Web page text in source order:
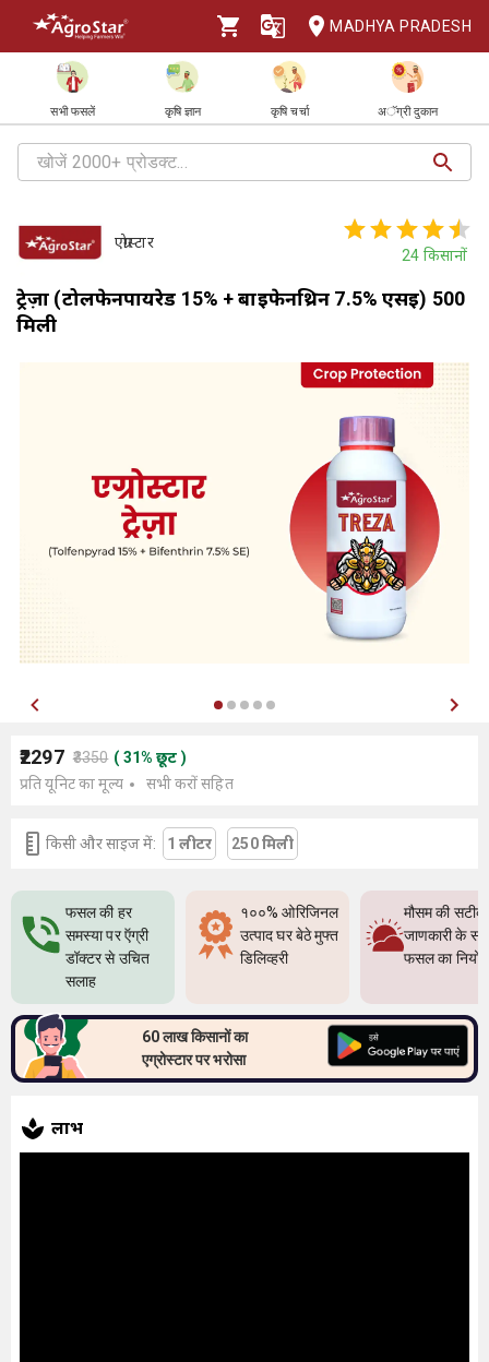
MADHYA PRADESH
सभी फसलें कृषि ज्ञान कृषि चर्चा अॅग्री दुकान
एग्रोस्टार
24 किसानों
ट्रेज़ा (टोलफेनपायरेड 15% + बाईफेनथ्रिन 7.5% एसई) 500
मिली
₹2297 ₹3350 ( 31% छूट )
प्रति यूनिट का मूल्य
सभी करों सहित
किसी और साइज में: 1 लीटर 250 मिली
फसल की हर
समस्या पर ऍग्री
डॉक्टर से उचित
सलाह
१००% ओरिजिनल
उत्पाद घर बेठे मुफ्त
डिलिव्हरी
मौसम की सटीक
जाणकारी के
फसल का
60 लाख किसानों का
एग्रोस्टार पर भरोसा
लाभ